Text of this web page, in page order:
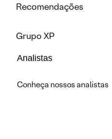
Recomendações
Grupo XP
Analistas
Conheça nossos analistas